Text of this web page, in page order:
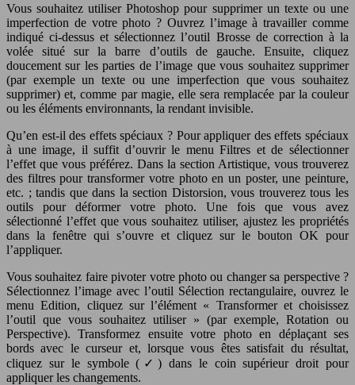
Vous souhaitez utiliser Photoshop pour supprimer un texte ou une
imperfection de votre photo ? Ouvrez l’image à travailler comme
indiqué ci-dessus et sélectionnez l’outil Brosse de correction à la
volée situé sur la barre d’outils de gauche. Ensuite, cliquez
doucement sur les parties de l’image que vous souhaitez supprimer
(par exemple un texte ou une imperfection que vous souhaitez
supprimer) et, comme par magie, elle sera remplacée par la couleur
ou les éléments environnants, la rendant invisible.
Qu’en est-il des effets spéciaux ? Pour appliquer des effets spéciaux
à une image, il suffit d’ouvrir le menu Filtres et de sélectionner
l’effet que vous préférez. Dans la section Artistique, vous trouverez
des filtres pour transformer votre photo en un poster, une peinture,
etc. ; tandis que dans la section Distorsion, vous trouverez tous les
outils pour déformer votre photo. Une fois que vous avez
sélectionné l’effet que vous souhaitez utiliser, ajustez les propriétés
dans la fenêtre qui s’ouvre et cliquez sur le bouton OK pour
l’appliquer.
Vous souhaitez faire pivoter votre photo ou changer sa perspective ?
Sélectionnez l’image avec l’outil Sélection rectangulaire, ouvrez le
menu Edition, cliquez sur l’élément « Transformer et choisissez
l’outil que vous souhaitez utiliser » (par exemple, Rotation ou
Perspective). Transformez ensuite votre photo en déplaçant ses
bords avec le curseur et, lorsque vous êtes satisfait du résultat,
cliquez sur le symbole (✓) dans le coin supérieur droit pour
appliquer les changements.